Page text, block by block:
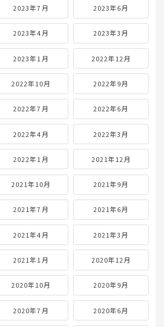
2023年7月 2023年6月
2023年4月 2023年3月
2023年1月 2022年12月
2022年10月 2022年9月
2022年7月 2022年6月
2022年4月 2022年3月
2022年1月 2021年12月
2021年10月 2021年9月
2021年7月 2021年6月
2021年4月 2021年3月
2021年1月 2020年12月
2020年10月 2020年9月
2020年7月 2020年6月